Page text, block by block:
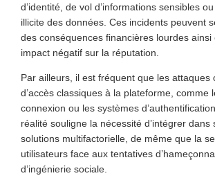
d’identité, de vol d’informations sensibles
illicite des données. Ces incidents peuvent
des conséquences financières lourdes ainsi
impact négatif sur la réputation.
Par ailleurs, il est fréquent que les attaques
d’accès classiques à la plateforme, comme
connexion ou les systèmes
réalité souligne la nécessité d’intégrer dans
solutions multifactorielle, de même que la
utilisateurs face aux tentatives
d’ingénierie sociale.